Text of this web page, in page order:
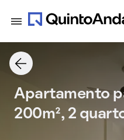
Apartamento
200m², 2